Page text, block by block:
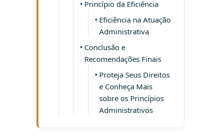
Princípio da Eficiência
Eficiência na Atuação
Administrativa
Conclusão e
Recomendações Finais
Proteja Seus Direitos
e Conheça Mais
sobre os Princípios
Administrativos